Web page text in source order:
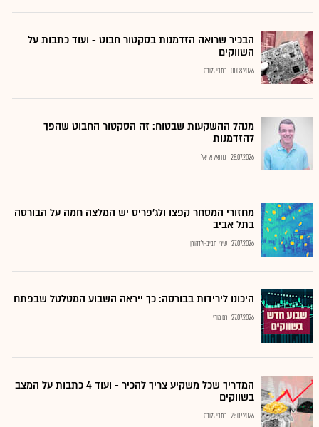
הבכיר שרואה הזדמנות בסקטור חבוט - ועוד כתבות על
השווקים
01.08.2026 כתבי גלובס
מנהל ההשקעות שבטוח: זה הסקטור החבוט שהפך
להזדמנות
28.07.2026 נתנאל אריאל
מחזורי המסחר קפצו ולג'פריס יש המלצה חמה על הבורסה
בתל אביב
27.07.2026 שירי חביב-ולדהורן
היכונו לירידות בבורסה: כך ייראה השבוע המטלטל שבפתח
27.07.2026 רם מורי
המדריך שכל משקיע צריך להכיר - ועוד 4 כתבות על המצב
בשווקים
25.07.2026 כתבי גלובס